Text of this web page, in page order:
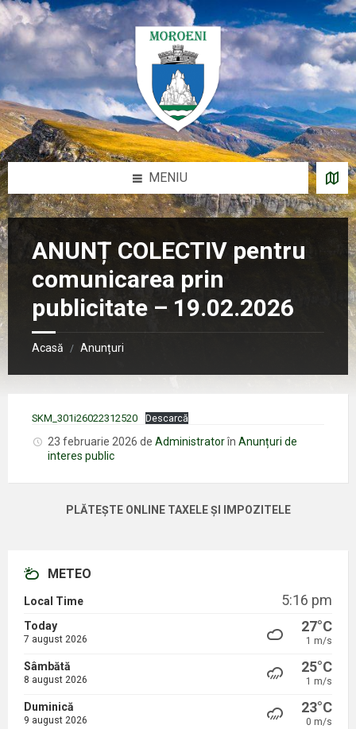
Sari
la
conținut
Salt
la
bara
laterală
stângă
Salt
la
bara
laterală
dreaptă
Salt
la
subsol
MENIU
ANUNȚ COLECTIV pentru
comunicarea prin
publicitate – 19.02.2026
Acasă / Anunțuri
SKM_301i26022312520 Descarcă
23 februarie 2026 de Administratorîn Anunțuri de
interes public
PLĂTEȘTE ONLINE TAXELE ȘI IMPOZITELE
METEO
Local Time 5:16 pm
Today
7 august 2026
27°C
1 m/s
Sâmbătă
8 august 2026
25°C
1 m/s
Duminică
9 august 2026
23°C
0 m/s